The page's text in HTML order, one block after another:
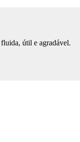
útil e agradável.